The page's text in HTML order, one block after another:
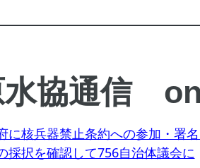
水協通信
に核兵器禁止条約への参加・署
採択を確認して756自治体議会に